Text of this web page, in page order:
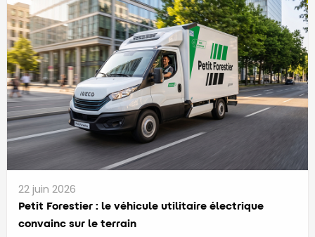
22 juin 2026
Petit Forestier : le véhicule utilitaire électrique
convainc sur le terrain